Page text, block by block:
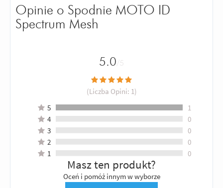
Opinie o Spodnie MOTO ID
Spectrum Mesh
5.0 /5
(Liczba Opini: 1)
5
1
4
0
3
0
2
0
1
0
Masz ten produkt?
Oceń i pomóż innym w wyborze